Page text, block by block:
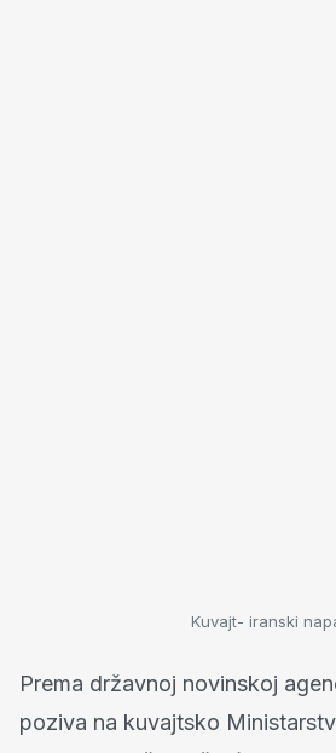
Kuvajt- iranski
Prema državnoj novinskoj
poziva na kuvajtsko